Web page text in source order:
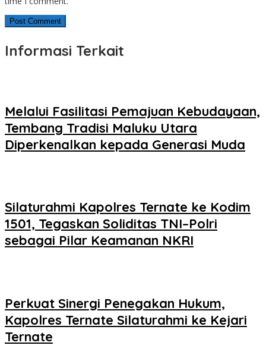
Informasi Terkait
Melalui Fasilitasi Pemajuan Kebudayaan,
Tembang Tradisi Maluku Utara
Diperkenalkan kepada Generasi Muda
Silaturahmi Kapolres Ternate ke Kodim
1501, Tegaskan Soliditas TNI–Polri
sebagai Pilar Keamanan NKRI
Perkuat Sinergi Penegakan Hukum,
Kapolres Ternate Silaturahmi ke Kejari
Ternate